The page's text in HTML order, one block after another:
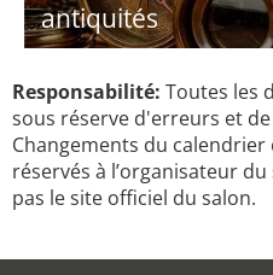
antiquités
Responsabilité: Toutes les
sous réserve d'erreurs et
Changements du
réservés à l’organisateur
pas le site officiel du salon.